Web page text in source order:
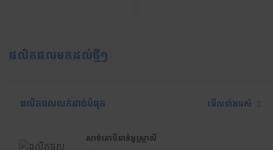
ផលិតផលមកដល់ថ្មីៗ
ផលិតផលលក់ដាច់បំផុត មើលទាំងអស់
សាច់គោបីជាន់អូស្ត្រាលី